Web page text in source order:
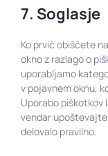
7. Soglasje
Ko prvič obiščete
okno z razlago o
uporabljamo
v pojavnem oknu,
Uporabo piškotkov
vendar
delovalo pravilno.